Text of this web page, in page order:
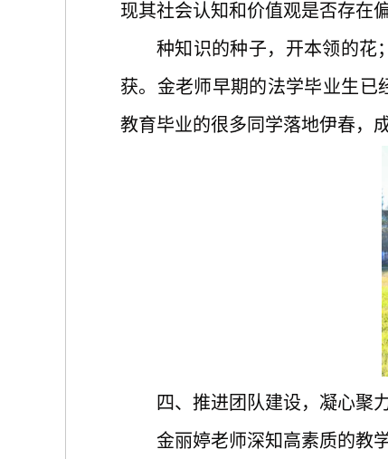
现其社会认知和价值观是否存在
种知识的种子，开本领的花
获。金老师早期的法学毕业生已
教育毕业的很多同学落地伊春，
四、推进团队建设，凝心聚
金丽婷老师深知高素质的教